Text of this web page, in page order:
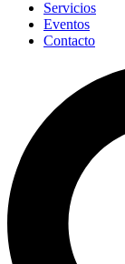
Servicios
Eventos
Contacto